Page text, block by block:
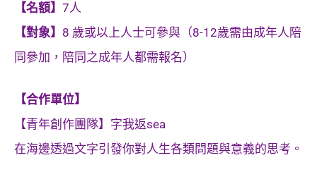
【名額】 7人
【對象】 8 歲或以上人士可參與（8-12歲需由成年人陪
同參加，陪同之成年人都需報名）
【合作單位】
【青年創作團隊】字我返sea
在海邊透過文字引發你對人生各類問題與意義的思考。